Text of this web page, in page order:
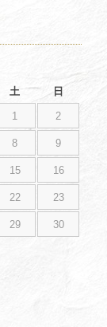
土 日
1 2
8 9
15 16
22 23
29 30